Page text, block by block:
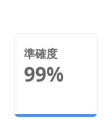
準確度
99%